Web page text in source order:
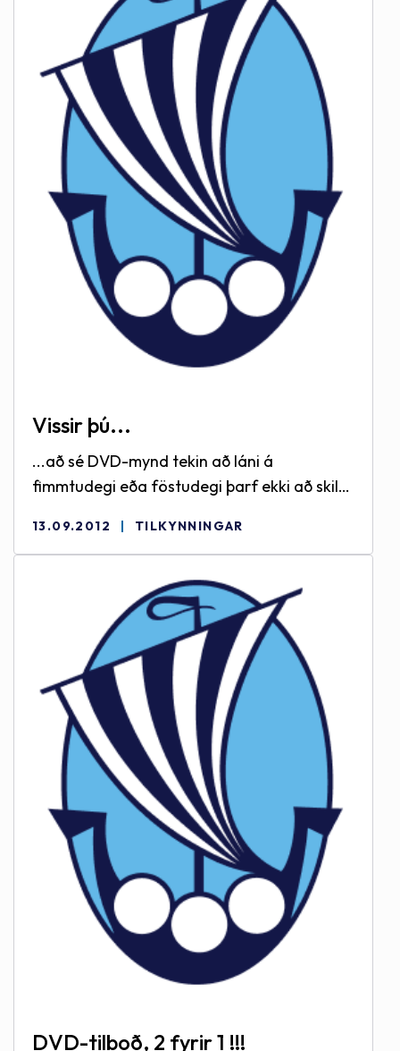
Vissir þú...
...að sé DVD-mynd tekin að láni á
fimmtudegi eða föstudegi þarf ekki að skila
13.09.2012 TILKYNNINGAR
DVD-tilboð, 2 fyrir 1 !!!